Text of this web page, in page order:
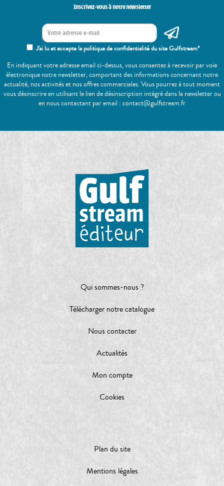
Inscrivez-vous à notre newsletter
J'ai lu et accepte la politique de confidentialité du site Gulfstream*
En indiquant votre adresse email ci-dessus, vous consentez à recevoir par voie
électronique notre newsletter, comportant des informations concernant notre
actualité, nos activités et nos offres commerciales. Vous pourrez à tout moment
vous désinscrire en utilisant le lien de désinscription intégré dans la newsletter ou
en nous contactant par email : contact@gulfstream.fr
Qui sommes-nous ?
Télécharger notre catalogue
Nous contacter
Actualités
Mon compte
Cookies
Plan du site
Mentions légales